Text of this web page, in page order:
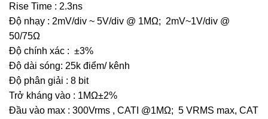
Rise Time : 2.3ns
Độ nhạy : 2mV/div ~ 5V/div @ 1MΩ; 2mV~1V/div @
50/75Ω
Độ chính xác : ±3%
Độ dài sóng: 25k điểm/ kênh
Độ phân giải : 8 bit
Trở kháng vào : 1MΩ±2%
Đầu vào max : 300Vrms , CATI @1MΩ; 5 VRMS max, CAT